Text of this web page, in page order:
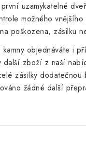
uzamykatelné
možného
poškozena, zásilku
objednáváte i
další zboží z naší
zásilky
žádné další